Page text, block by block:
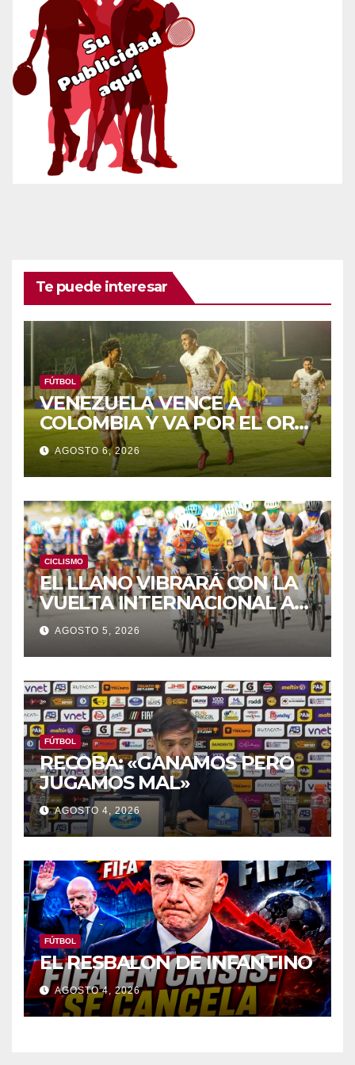
Te puede interesar
FÚTBOL
VENEZUELA VENCE A
COLOMBIA Y VA POR EL ORO
DE LOS JCAC
AGOSTO 6, 2026
CICLISMO
EL LLANO VIBRARÁ CON LA
VUELTA INTERNACIONAL A
ZAMORA
AGOSTO 5, 2026
FÚTBOL
RECOBA: «GANAMOS PERO
JUGAMOS MAL»
AGOSTO 4, 2026
FÚTBOL
EL RESBALON DE INFANTINO
AGOSTO 4, 2026